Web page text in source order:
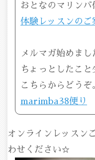
おとなのマリンバ
体験レッスンのご
メルマガ始めま
ちょっとしたこ
こちらからどうぞ
marimba38便り
オンラインレッスン
わせください☆